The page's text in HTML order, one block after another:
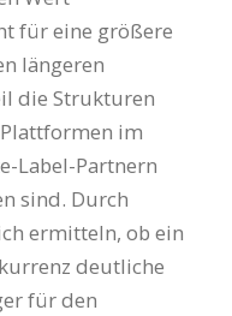
für eine größere
längeren
die Strukturen
im
Label-Partnern
sind. Durch
ermitteln, ob ein
deutliche
für den